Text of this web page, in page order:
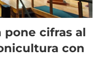
pone cifras al
con